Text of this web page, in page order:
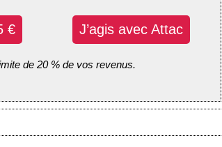
€ J’agis avec Attac
de 20 % de vos revenus.